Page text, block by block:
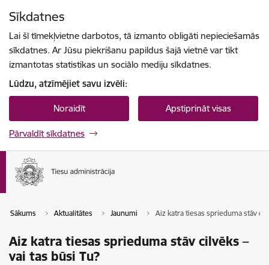
Sīkdatnes
Lai šī tīmekļvietne darbotos, tā izmanto obligāti nepieciešamās
sīkdatnes. Ar Jūsu piekrišanu papildus šajā vietnē var tikt
izmantotas statistikas un sociālo mediju sīkdatnes.
Lūdzu, atzīmējiet savu izvēli:
Noraidīt Apstiprināt visas
Pārvaldīt sīkdatnes
Sākums Aktualitātes Jaunumi Aiz katra tiesas sprieduma stāv
Aiz katra tiesas sprieduma stāv cilvēks –
vai tas būsi Tu?